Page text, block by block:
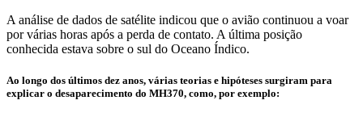
A análise de dados de satélite indicou que o avião continuou a voar
por várias horas após a perda de contato. A última posição
conhecida estava sobre o sul do Oceano Índico.
Ao longo dos últimos dez anos, várias teorias e hipóteses surgiram para
explicar o desaparecimento do MH370, como, por exemplo: